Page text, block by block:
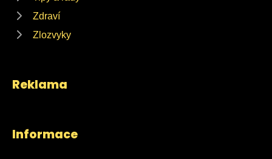
Zdraví
Zlozvyky
Reklama
Informace